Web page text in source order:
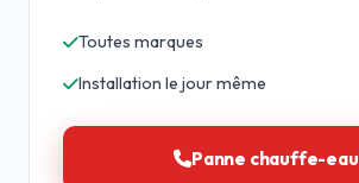
Toutes marques
Installation le jour même
Panne chauffe-eau